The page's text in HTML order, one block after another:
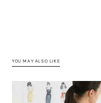
YOU MAY ALSO LIKE